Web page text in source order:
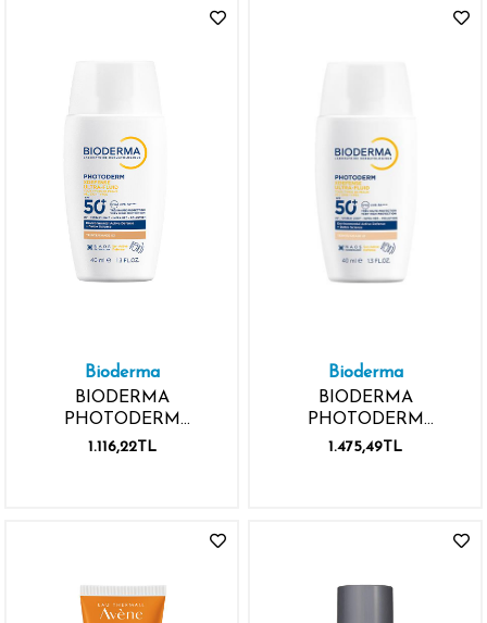
Bioderma
BIODERMA
PHOTODERM
XDEFENSE ULTRA-
1.116,22TL
Bioderma
BIODERMA
PHOTODERM
XDEFENSE ULTRA-
1.475,49TL